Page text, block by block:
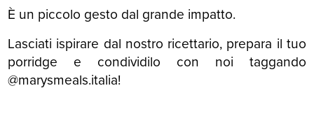
È un piccolo gesto dal grande impatto.
Lasciati ispirare dal nostro ricettario, prepara il tuo
porridge e condividilo con noi taggando
@marysmeals.italia!